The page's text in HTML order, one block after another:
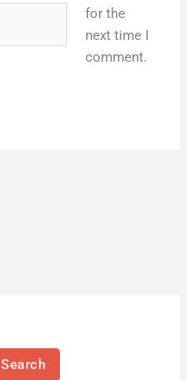
for the
next time I
comment.
Search